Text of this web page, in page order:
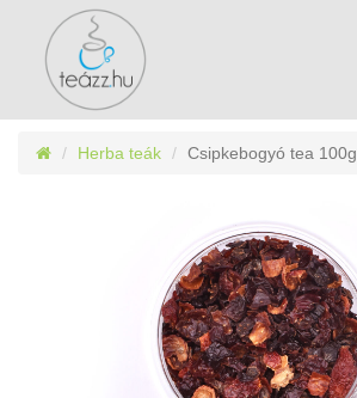
Herba teák Csipkebogyó tea 100g